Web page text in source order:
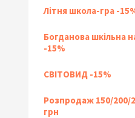
Літня школа-гра -
Богданова шкільна
-15%
СВІТОВИД -15%
Розпродаж 150/200/
грн